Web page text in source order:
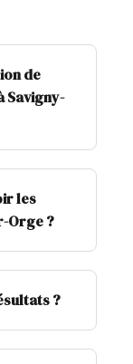
de
Savigny-
les
Orge ?
?